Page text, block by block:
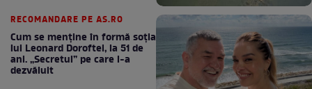
RECOMANDARE PE AS.RO
Cum se menţine în formă soţia
lui Leonard Doroftei, la 51 de
ani. „Secretul” pe care l-a
dezvăluit